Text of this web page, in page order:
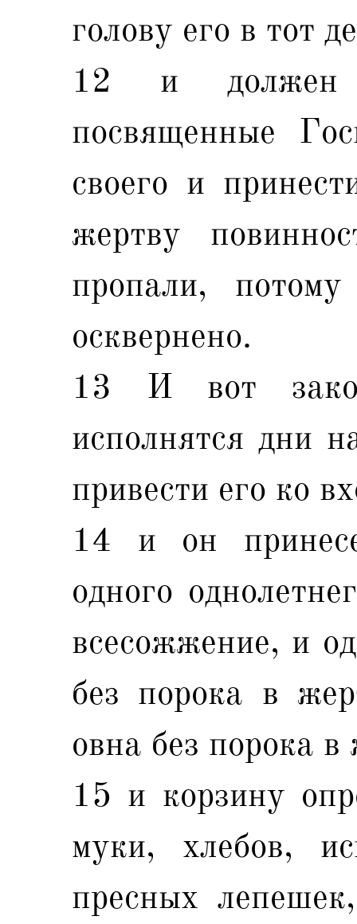
голову его в тот
12 и должен
посвященные
своего и
жертву
пропали,
осквернено.
13 И вот
исполнятся дни
привести его ко
14 и он
одного
всесожжение, и
без порока в
овна без порока
15 и корзину
муки, хлебов,
пресных